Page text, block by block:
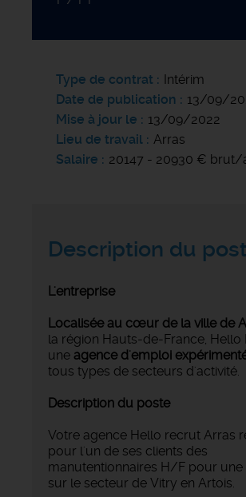
Type de contrat
Intérim
Date de publication
13/09/
Mise à jour le
13/09/2022
Lieu de travail
Arras
Salaire
20147 - 20930 € brut/
Description du
L'entreprise
Localisée au cœur de la ville de
la région Hauts-de-France, Hello
une agence d'emploi
tous types de secteurs d'activité.
Description du poste
Votre agence Hello recrut Arras
pour l'un de ses clients des
manutentionnaires H/F pour une
sur le secteur de Vitry en Artois.